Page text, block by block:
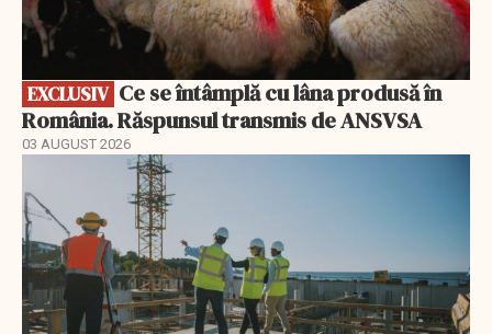
EXCLUSIV
România. Răspunsul transmis de ANSVSA
03 AUGUST 2026